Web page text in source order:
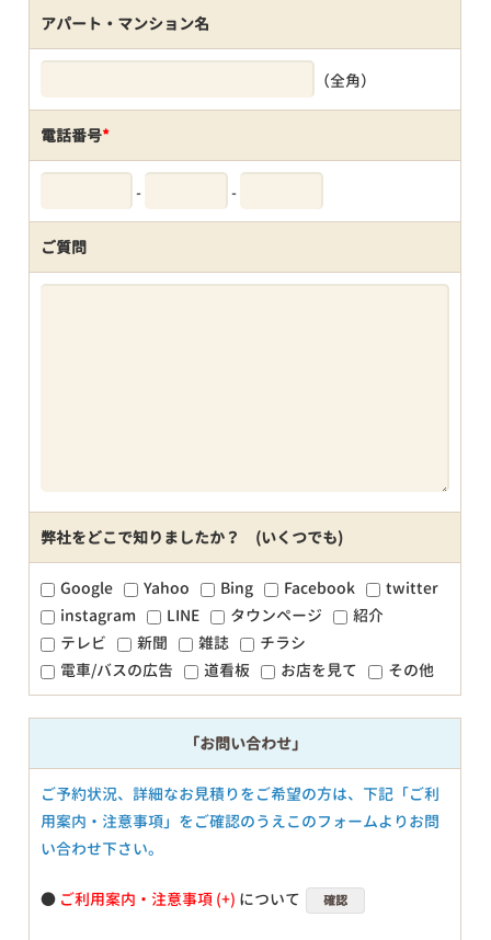
アパート・マンション名
（全角）
電話番号*
- -
ご質問
弊社をどこで知りましたか？ (いくつでも)
Google Yahoo Bing Facebook
twitter
instagram
LINE タウンページ
紹介
テレビ
新聞 雑誌
チラシ
電車/バスの広告
道看板 お店を見て その他
「お問い合わせ」
ご予約状況、詳細なお見積りをご希望の方は、下記「ご利
用案内・注意事項」をご確認のうえこのフォームよりお問
い合わせ下さい。
● ご利用案内・注意事項 について 確認